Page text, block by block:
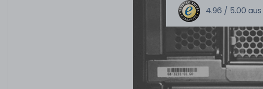
4.96 / 5.00 aus